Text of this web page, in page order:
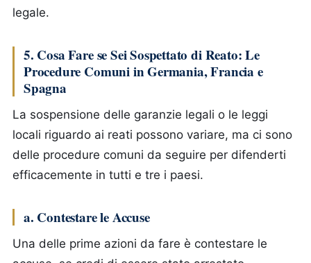
legale.
5. Cosa Fare se Sei Sospettato di Reato: Le
Procedure Comuni in Germania, Francia e
Spagna
La sospensione delle garanzie legali o le leggi
locali riguardo ai reati possono variare, ma ci sono
delle procedure comuni da seguire per difenderti
efficacemente in tutti e tre i paesi.
a. Contestare le Accuse
Una delle prime azioni da fare è contestare le